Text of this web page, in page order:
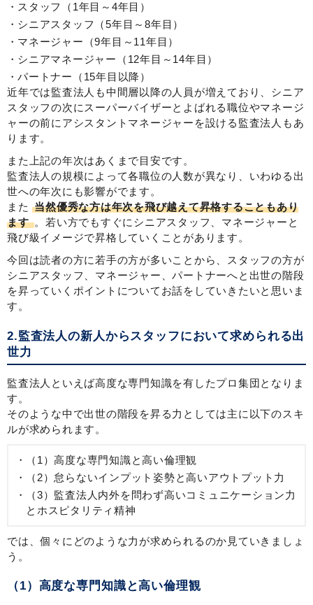
スタッフ（1年目～4年目）
シニアスタッフ（5年目～8年目）
マネージャー（9年目～11年目）
シニアマネージャー（12年目～14年目）
パートナー（15年目以降）
近年では監査法人も中間層以降の人員が増えており、シニア
スタッフの次にスーパーバイザーとよばれる職位やマネージ
ャーの前にアシスタントマネージャーを設ける監査法人もあ
ります。
また上記の年次はあくまで目安です。
監査法人の規模によって各職位の人数が異なり、いわゆる出
世への年次にも影響がでます。
また当然優秀な方は年次を飛び越えて昇格することもあり
ます 。若い方でもすぐにシニアスタッフ、マネージャーと
飛び級イメージで昇格していくことがあります。
今回は読者の方に若手の方が多いことから、スタッフの方が
シニアスタッフ、マネージャー、パートナーへと出世の階段
を昇っていくポイントについてお話をしていきたいと思いま
す。
2.監査法人の新人からスタッフにおいて求められる出
世力
監査法人といえば高度な専門知識を有したプロ集団となりま
す。
そのような中で出世の階段を昇る力としては主に以下のスキ
ルが求められます。
（1）高度な専門知識と高い倫理観
（2）怠らないインプット姿勢と高いアウトプット力
（3）監査法人内外を問わず高いコミュニケーション力
とホスピタリティ精神
では、個々にどのような力が求められるのか見ていきましょ
う。
（1）高度な専門知識と高い倫理観